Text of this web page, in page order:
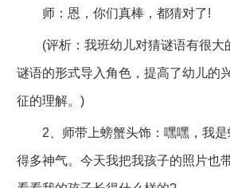
师：恩，你们真棒，都猜对了!
(评析：我班幼儿对猜谜语有很大
谜语的形式导入角色，提高了幼儿的
征的理解。)
2、师带上螃蟹头饰：嘿嘿，我是
得多神气。今天我把我孩子的照片也